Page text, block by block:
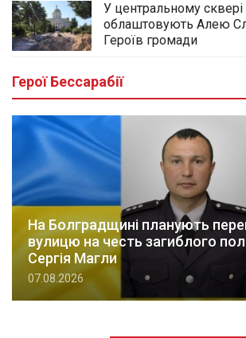
У центральному
облаштовують Алею
Героїв громади
Герої Бессарабії
На Болградщині планують
вулицю на честь загиблого
Сергія Магли
07.08.2026